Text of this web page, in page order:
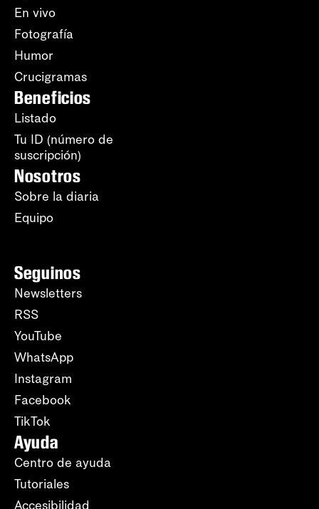
En vivo
Fotografía
Humor
Crucigramas
Beneficios
Listado
Tu ID (número de
suscripción)
Nosotros
Sobre la diaria
Equipo
Seguinos
Newsletters
RSS
YouTube
WhatsApp
Instagram
Facebook
TikTok
Ayuda
Centro de ayuda
Tutoriales
Accesibilidad